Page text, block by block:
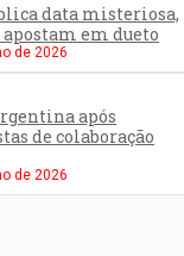
data misteriosa,
apostam em dueto
de 2026
após
de colaboração
de 2026